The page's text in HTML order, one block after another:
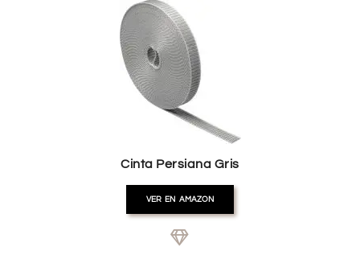
Cinta Persiana Gris
VER EN AMAZON